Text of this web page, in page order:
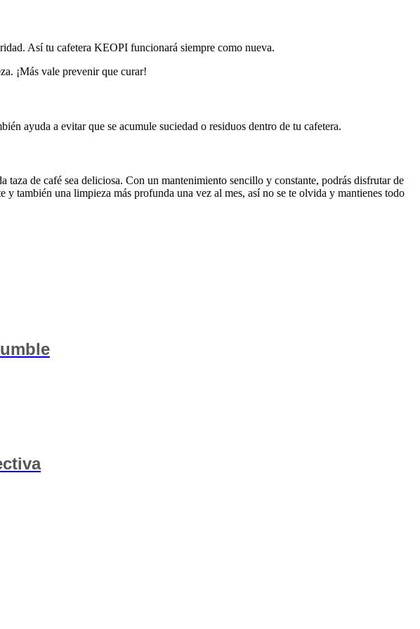
Así tu cafetera KEOPI funcionará siempre como nueva.
¡Más vale prevenir que curar!
ayuda a evitar que se acumule suciedad o residuos dentro de tu cafetera.
de café sea deliciosa. Con un mantenimiento sencillo y constante, podrás disfrutar de
también una limpieza más profunda una vez al mes, así no se te olvida y mantienes todo